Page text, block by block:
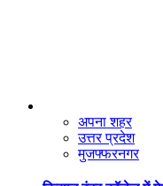
अपना शहर
उत्तर प्रदेश
मुजफ्फरनगर